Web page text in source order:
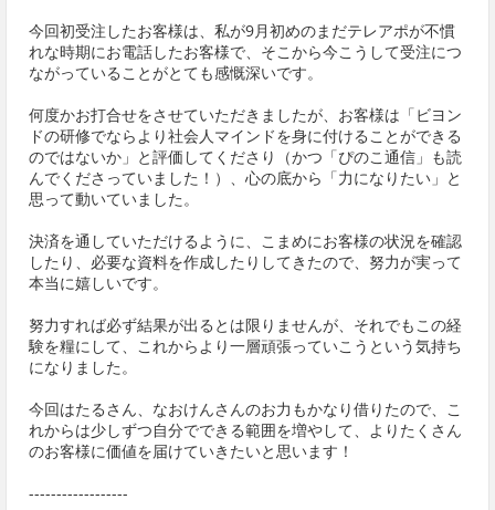
今回初受注したお客様は、私が9月初めのまだテレアポが不慣
れな時期にお電話したお客様で、そこから今こうして受注につ
ながっていることがとても感慨深いです。
何度かお打合せをさせていただきましたが、お客様は「ビヨン
ドの研修でならより社会人マインドを身に付けることができる
のではないか」と評価してくださり（かつ「ぴのこ通信」も読
んでくださっていました！）、心の底から「力になりたい」と
思って動いていました。
決済を通していただけるように、こまめにお客様の状況を確認
したり、必要な資料を作成したりしてきたので、努力が実って
本当に嬉しいです。
努力すれば必ず結果が出るとは限りませんが、それでもこの経
験を糧にして、これからより一層頑張っていこうという気持ち
になりました。
今回はたるさん、なおけんさんのお力もかなり借りたので、こ
れからは少しずつ自分でできる範囲を増やして、よりたくさん
のお客様に価値を届けていきたいと思います！
------------------